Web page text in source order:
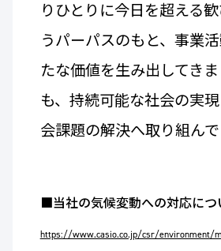
りひとりに今日を超える
うパーパスのもと、事業
たな価値を生み出してき
も、持続可能な社会の実
会課題の解決へ取り組んで
■当社の気候変動への対応につ
https://www.casio.co.jp/csr/environment/